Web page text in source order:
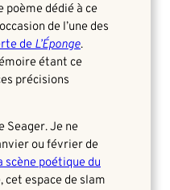
poème dédié à ce
de l’une des
de L’Éponge.
étant ce
précisions
Seager. Je ne
ou février de
scène poétique du
cet espace de slam